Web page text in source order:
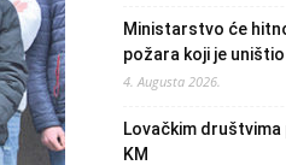
Ministarstvo će
požara koji je
4. Augusta 2026.
Lovačkim
KM